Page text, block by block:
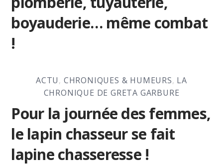
boyauderie… même combat
!
ACTU, CHRONIQUES & HUMEURS, LA
CHRONIQUE DE GRETA GARBURE
Pour la journée des femmes,
le lapin chasseur se fait
lapine chasseresse !